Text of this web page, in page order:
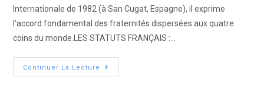
Internationale de 1982 (à San Cugat, Espagne), il exprime
l'accord fondamental des fraternités dispersées aux quatre
coins du monde.LES STATUTS FRANÇAIS :…
Continuer La Lecture